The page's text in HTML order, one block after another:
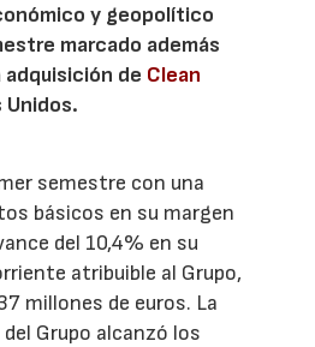
y geopolítico
marcado además
adquisición de Clean
Unidos.
semestre con una
básicos en su margen
del 10,4% en su
atribuible al Grupo,
millones de euros. La
Grupo alcanzó los